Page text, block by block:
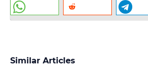
Similar Articles